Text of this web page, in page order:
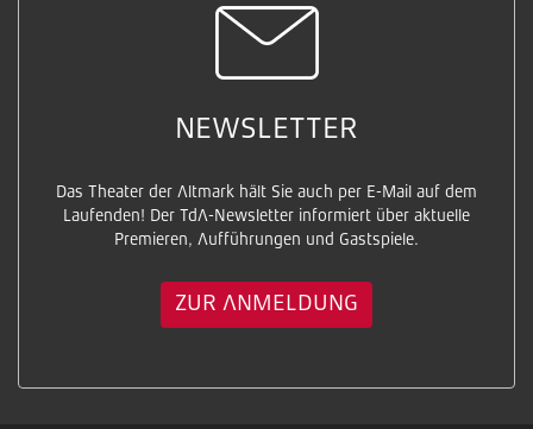
NEWSLETTER
Das Theater der Altmark hält Sie auch per E-Mail auf dem
Laufenden! Der TdA-Newsletter informiert über aktuelle
Premieren, Aufführungen und Gastspiele.
ZUR ANMELDUNG